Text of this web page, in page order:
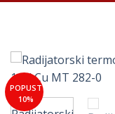
POPUST
10%